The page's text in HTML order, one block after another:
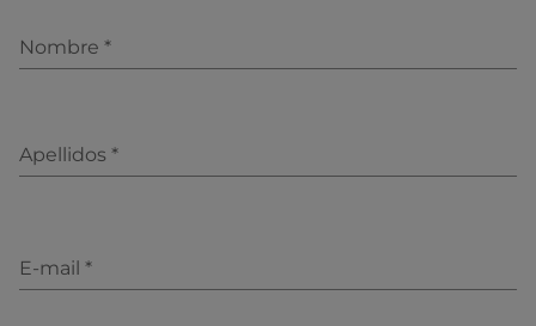
Nombre *
Apellidos *
E-mail *